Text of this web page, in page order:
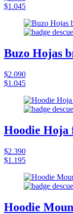
$1.045
Buzo Hojas
$2.090
$1.045
Hoodie Hoja
$2.390
$1.195
Hoodie